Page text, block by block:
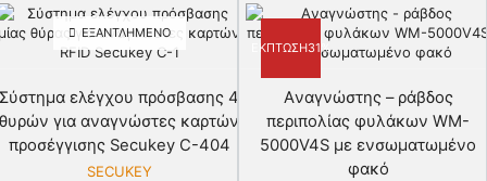
ΕΞΑΝΤΛΗΜΈΝΟ
Σύστημα ελέγχου πρόσβασης 4
θυρών για αναγνώστες καρτών
προσέγγισης Secukey C-404
SECUKEY
ΈΚΠΤΩΣΗ31%
Aναγνώστης – ράβδος
περιπολίας φυλάκων WM-
5000V4S με ενσωματωμένο
φακό